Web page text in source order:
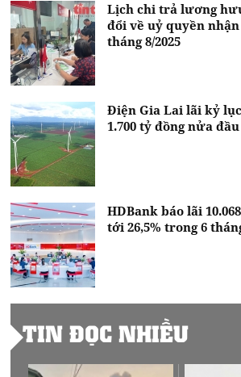
Lịch chi trả lương
đổi về uỷ quyền
tháng 8/2025
Điện Gia Lai lãi kỷ
1.700 tỷ đồng nửa
HDBank báo lãi
tới 26,5% trong 6
TIN ĐỌC NHIỀU